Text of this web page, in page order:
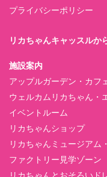
プライバシーポリシー
リカちゃんキャッスルか
施設案内
アップルガーデン・カフ
ウェルカムリカちゃん・
イベントルーム
リカちゃんショップ
リカちゃんミュージアム
ファクトリー見学ゾーン